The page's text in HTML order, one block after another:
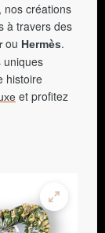
nos créations
à travers des
ou Hermès.
uniques
histoire
et profitez